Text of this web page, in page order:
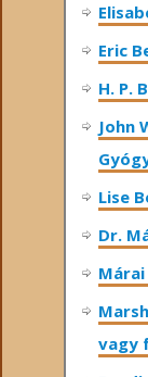
Eric
H. P.
John
Lise
Dr.
Márai
vagy